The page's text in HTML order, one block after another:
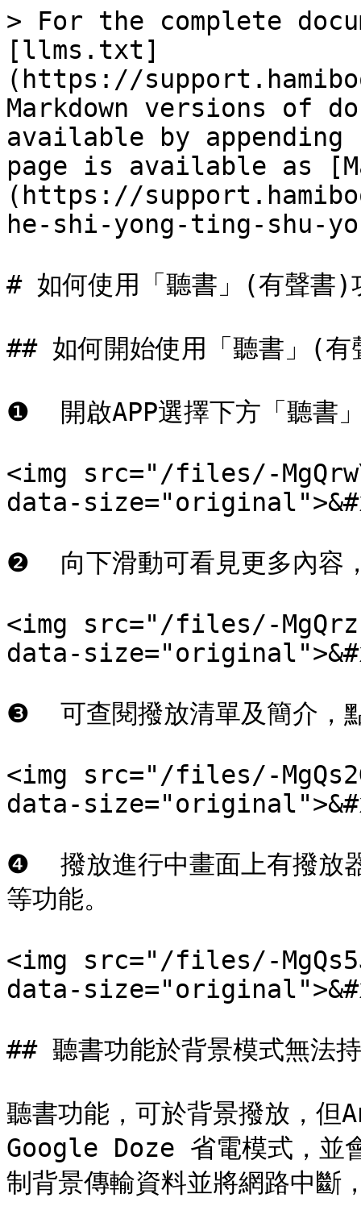
> For the complete
[llms.txt]
(https://
Markdown versions of
available by
page is available as
(https://
he-shi-yong-ting-shu-
# 如何使用「聽書」(有聲書)
## 如何開始使用「聽書」(有
❶  開啟APP選擇下方「聽書
<img src="/files/-
data-
❷  向下滑動可看見更多內容
<img src="/files/-
data-
❸  可查閱撥放清單及簡介，
<img src="/files/-
data-
❹  撥放進行中畫面上有撥放
等功能。
<img src="/files/-
data-
## 聽書功能於背景模式無法
聽書功能，可於背景撥放，
Google Doze 省電模式，並
制背景傳輸資料並將網路中斷